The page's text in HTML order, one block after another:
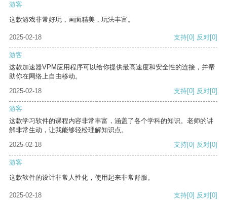
游客
这款游戏非常好玩，画面精美，玩法丰富。
2025-02-18 支持[0] 反对[0]
游客
这款加速器VPM应用程序可以给你提供最高速度和安全性的连接，并帮
助你在网络上自由移动。
2025-02-18
支持[0] 反对[0]
游客
这款学习软件的课程内容非常丰富，涵盖了各个学科的知识。老师的讲
解非常生动，让我能够轻松理解知识点。
2025-02-18
支持[0] 反对[0]
游客
这款软件的设计非常人性化，使用起来非常舒服。
2025-02-18 支持[0] 反对[0]